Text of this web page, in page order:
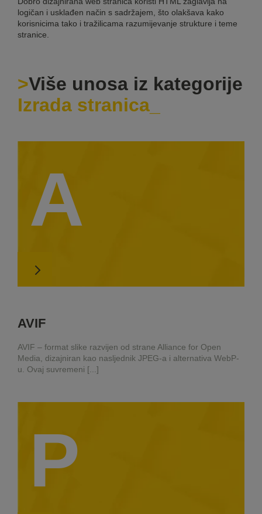
logičan i usklađen način s sadržajem, što olakšava kako
korisnicima tako i tražilicama razumijevanje strukture i teme
stranice.
Više unosa iz kategorije
Izrada stranica
A
AVIF
AVIF – format slike razvijen od strane Alliance for Open
Media, dizajniran kao nasljednik JPEG-a i alternativa WebP-
u. Ovaj suvremeni [...]
P